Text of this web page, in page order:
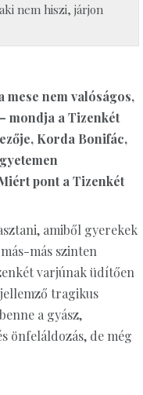
nem hiszi, járjon
mese nem valóságos,
mondja a Tizenkét
Korda Bonifác,
pont a Tizenkét
amiből gyerekek
más szinten
varjúnak üdítően
tragikus
a gyász,
önfeláldozás, de még